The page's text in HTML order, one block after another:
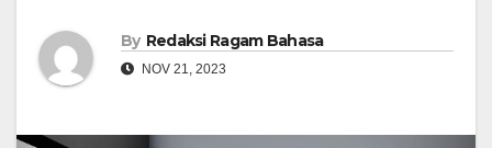
By Redaksi Ragam Bahasa
NOV 21, 2023